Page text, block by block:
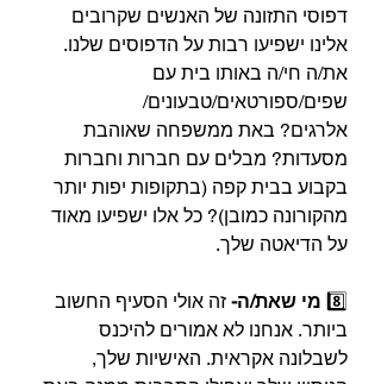
דפוסי התזונה של האנשים שקרובים
אלינו ישפיעו רבות על הדפוסים שלנו.
את/ה חי/ה באותו בית עם
שפים/ספורטאים/טבעונים/⁣⁣
אלרגים? באת ממשפחה שאוהבת
מסעדות? מבלים עם חברות וחברות
בקבוע בבית קפה (בתקופות יפות יותר
מהקורונה כמובן)? כל אלו ישפיעו מאוד
על הדיאטה שלך.⁣⁣
8️⃣ מי שאת/ה- זה אולי הסעיף החשוב
ביותר. אנחנו לא אמורים להיכנס
לשבלונה אקראית. האישיות שלך,